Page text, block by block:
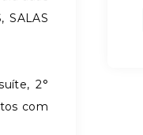
SALAS
2°
com